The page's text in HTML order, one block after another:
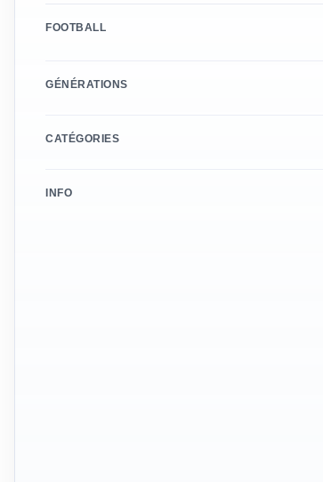
FOOTBALL
GÉNÉRATIONS
CATÉGORIES
INFO